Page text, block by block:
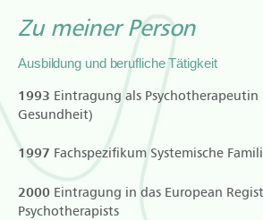
Zu meiner Person
Ausbildung und berufliche Tätigkeit
1993 Eintragung als Psychotherapeutin
Gesundheit)
1997 Fachspezifikum Systemische
2000 Eintragung in das European
Psychotherapists